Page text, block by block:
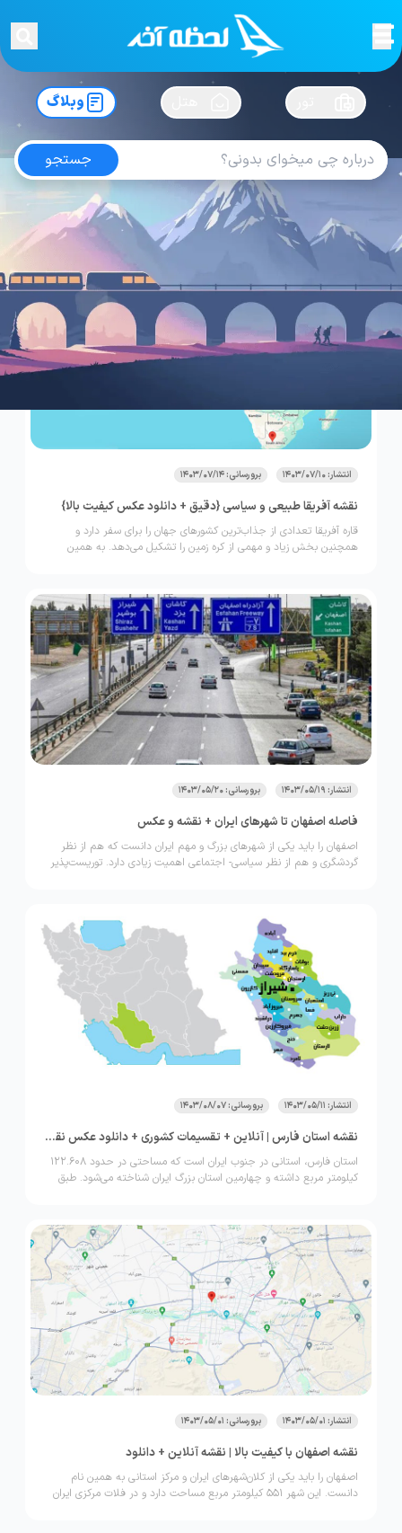
لحظه آخرسفرت رو بساز !
وبلاگ
جستجو
آخرین های نقشه ها
انتشار: 1403/07/10 برورسانی: 1403/07/14
نقشه آفریقا طبیعی و سیاسی {دقیق + دانلود عکس کیفیت بالا}
قاره آفریقا تعدادی از جذاب‌ترین کشورهای جهان را برای سفر دارد و
همچنین بخش زیاد و مهمی از کره زمین را تشکیل می‌دهد. به همین
شمال با دریای مدیترانه و از شرق با دریای سرخ و اقیانوس هند هم مرز
است. این قاره خط استوا را به دو قسمت تقسیم می‌کند و در آن تنوع آب
و هوایی زیادی وجود دارد.
انتشار: 1403/05/19 برورسانی: 1403/05/20
فاصله اصفهان تا شهرهای ایران + نقشه و عکس
اصفهان را باید یکی از شهرهای بزرگ و مهم ایران دانست که هم از نظر
گردشگری و هم از نظر سیاسی- اجتماعی اهمیت زیادی دارد. توریست‌پذیر
ایران را بررسی نماییم.
انتشار: 1403/05/11 برورسانی: 1403/08/07
نقشه استان فارس | آنلاین + تقسیمات کشوری + دانلود عکس نقشه
استان فارس، استانی در جنوب ایران است که مساحتی در حدود 122.608
کیلومتر مربع داشته و چهارمین استان بزرگ ایران شناخته می‌شود. طبق
و 124 شهر تشکیل شده است. شهر شیراز کلان شهر و مرکز استان فارس
محسوب می‌شود. در این قسمت قصد داریم به بررسی نقشه استان فارس
بپردازیم و جدیدترین نقشه استان فارس را بررسی نماییم.
انتشار: 1403/05/01 برورسانی: 1403/05/01
نقشه اصفهان با کیفیت بالا | نقشه آنلاین + دانلود
اصفهان را باید یکی از کلان‌شهرهای ایران و مرکز استانی به همین نام
دانست. این شهر 551 کیلومتر مربع مساحت دارد و در فلات مرکزی ایران